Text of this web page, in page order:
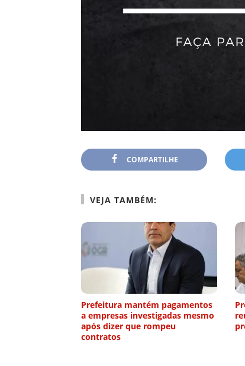
COMPARTILHE
VEJA TAMBÉM:
Prefeitura mantém pagamentos
a empresas investigadas mesmo
após dizer que rompeu
contratos